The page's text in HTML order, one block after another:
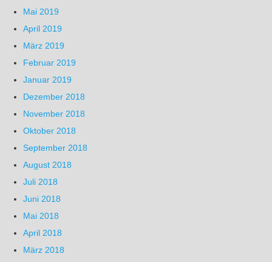
Mai 2019
April 2019
März 2019
Februar 2019
Januar 2019
Dezember 2018
November 2018
Oktober 2018
September 2018
August 2018
Juli 2018
Juni 2018
Mai 2018
April 2018
März 2018